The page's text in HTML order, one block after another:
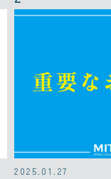
2025.01.27